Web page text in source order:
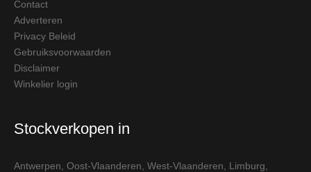
Contact
Adverteren
Privacy Beleid
Gebruiksvoorwaarden
Disclaimer
Winkelier login
Stockverkopen in
Antwerpen Oost-Vlaanderen West-Vlaanderen Limburg